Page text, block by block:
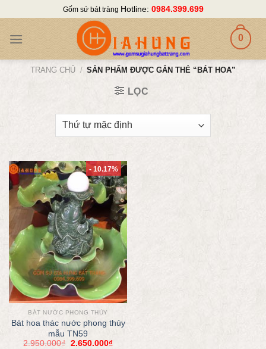
content
Gốm sứ bát tràng Hotline: 0984.399.699
0
TRANG CHỦ / SẢN PHẨM ĐƯỢC GẮN THẺ “BÁT HOA”
LỌC
- 10.17%
BÁT NƯỚC PHONG THỦY
Bát hoa thác nước phong thủy
mẫu TN59
2.950.000₫ 2.650.000₫